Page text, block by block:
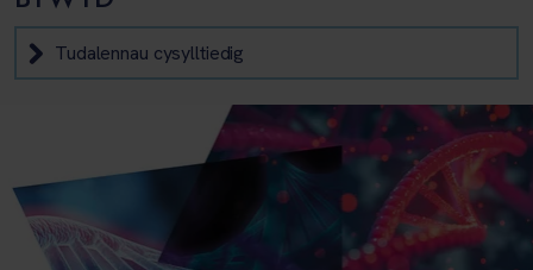
Tudalennau cysylltiedig